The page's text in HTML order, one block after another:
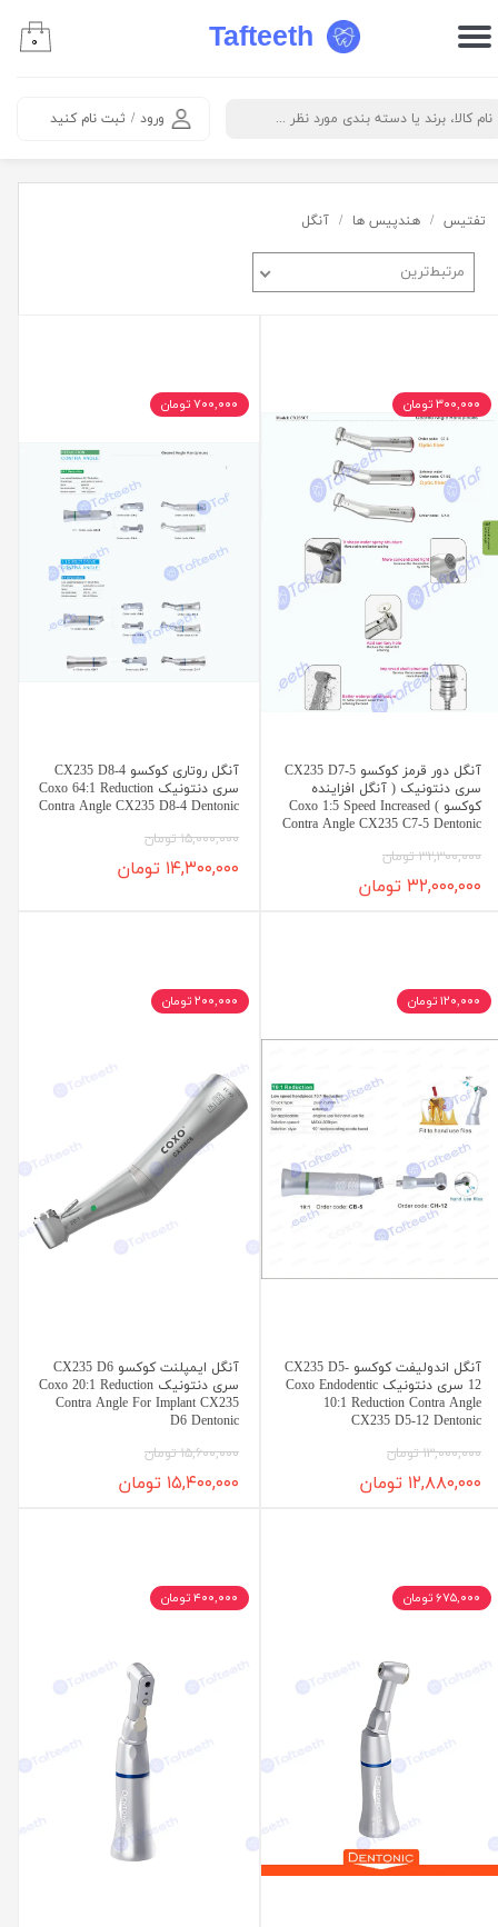
Tafteeth
ورود / ثبت نام کنید
حساب کاربری من
۰
تفتیس هندپیس ها آنگل
مرتبط‌ترین
آنگل دور قرمز کوکسو CX235 D7-5
سری دنتونیک ( آنگل افزاینده
کوکسو ) Coxo 1:5 Speed Increased
Contra Angle CX235 C7-5 Dentonic
۳۲,۳۰۰,۰۰۰ تومان
۳۲,۰۰۰,۰۰۰ تومان
۳۰۰,۰۰۰ تومان
آنگل روتاری کوکسو CX235 D8-4
سری دنتونیک Coxo 64:1 Reduction
Contra Angle CX235 D8-4 Dentonic
۱۵,۰۰۰,۰۰۰ تومان
۱۴,۳۰۰,۰۰۰ تومان
۷۰۰,۰۰۰ تومان
آنگل اندولیفت کوکسو CX235 D5-
12 سری دنتونیک Coxo Endodentic
10:1 Reduction Contra Angle
CX235 D5-12 Dentonic
۱۳,۰۰۰,۰۰۰ تومان
۱۲,۸۸۰,۰۰۰ تومان
۱۲۰,۰۰۰ تومان
آنگل ایمپلنت کوکسو CX235 D6
سری دنتونیک Coxo 20:1 Reduction
Contra Angle For Implant CX235
D6 Dentonic
۱۵,۶۰۰,۰۰۰ تومان
۱۵,۴۰۰,۰۰۰ تومان
۲۰۰,۰۰۰ تومان
۶۷۵,۰۰۰ تومان ۴۰۰,۰۰۰ تومان